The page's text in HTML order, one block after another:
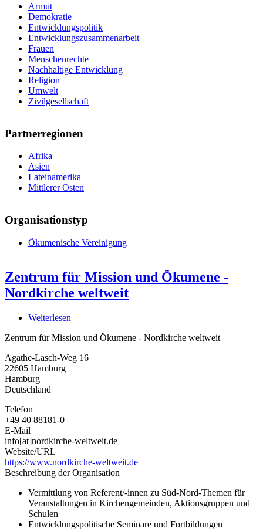
Armut
Demokratie
Entwicklungspolitik
Entwicklungszusammenarbeit
Frauen
Menschenrechte
Nachhaltige Entwicklung
Religion
Umwelt
Zivilgesellschaft
Partnerregionen
Afrika
Asien
Lateinamerika
Mittlerer Osten
Organisationstyp
Ökumenische Vereinigung
Zentrum für Mission und Ökumene -
Nordkirche weltweit
Weiterlesen
für
und
Zentrum für Mission und Ökumene - Nordkirche weltweit
Agathe-Lasch-Weg 16
22605 Hamburg
Hamburg
Deutschland
Telefon
+49 40 88181-0
E-Mail
info[at]nordkirche-weltweit.de
Website/URL
https://www.nordkirche-weltweit.de
Beschreibung der Organisation
Vermittlung von Referent/-innen zu Süd-Nord-Themen für
Veranstaltungen in Kirchengemeinden, Aktionsgruppen und
Schulen
Entwicklungspolitische Seminare und Fortbildungen